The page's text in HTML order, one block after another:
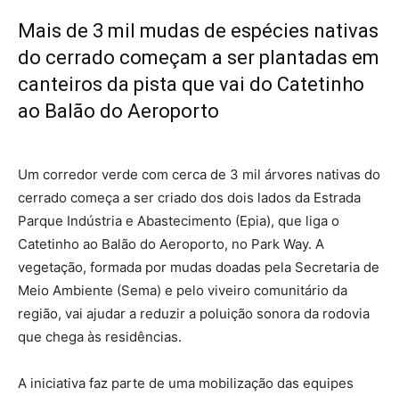
Mais de 3 mil mudas de espécies nativas
do cerrado começam a ser plantadas em
canteiros da pista que vai do Catetinho
ao Balão do Aeroporto
Um corredor verde com cerca de 3 mil árvores nativas do
cerrado começa a ser criado dos dois lados da Estrada
Parque Indústria e Abastecimento (Epia), que liga o
Catetinho ao Balão do Aeroporto, no Park Way. A
vegetação, formada por mudas doadas pela Secretaria de
Meio Ambiente (Sema) e pelo viveiro comunitário da
região, vai ajudar a reduzir a poluição sonora da rodovia
que chega às residências.
A iniciativa faz parte de uma mobilização das equipes